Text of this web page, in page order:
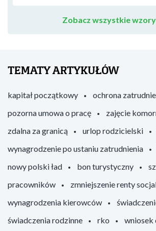
Zobacz wszystkie wzory
TEMATY ARTYKUŁÓW
kapitał początkowy
ochrona
pozorna umowa o pracę
zajęcie
zdalna za granicą
urlop rodzicielski
wynagrodzenie po ustaniu zatrudnienia
nowy polski ład
bon turystyczny
pracowników
zmniejszenie renty
wynagrodzenia kierowców
świadczenia rodzinne
rko
wniosek